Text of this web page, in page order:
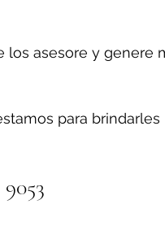
los asesore y genere
para